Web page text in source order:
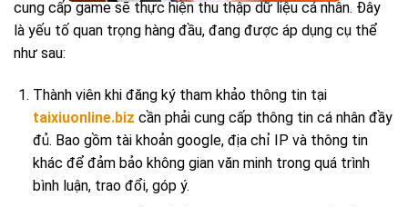
cung cấp game sẽ thực hiện thu thập dữ liệu cá nhân. Đây
là yếu tố quan trọng hàng đầu, đang được áp dụng cụ thể
như sau:
Thành viên khi đăng ký tham khảo thông tin tại
taixiuonline.biz cần phải cung cấp thông tin cá nhân đầy
đủ. Bao gồm tài khoản google, địa chỉ IP và thông tin
khác để đảm bảo không gian văn minh trong quá trình
bình luận, trao đổi, góp ý.